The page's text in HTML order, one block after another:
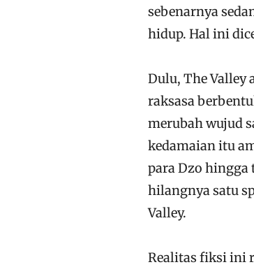
sebenarnya
hidup. Hal ini
Dulu, The Valley
raksasa
merubah wujud
kedamaian itu
para Dzo hingga
hilangnya satu
Valley.
Realitas fiksi ini